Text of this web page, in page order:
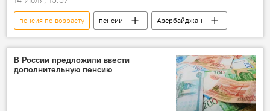
пенсия по возрасту пенсии Азербайджан
В России предложили ввести
дополнительную пенсию